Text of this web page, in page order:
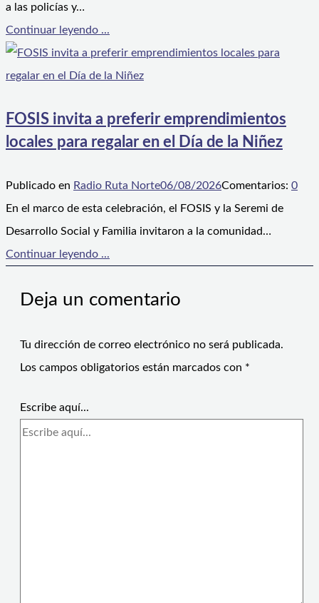
a las policías y…
Continuar leyendo ...
FOSIS invita a preferir emprendimientos
locales para regalar en el Día de la Niñez
Publicado en Radio Ruta Norte06/08/2026Comentarios: 0
En el marco de esta celebración, el FOSIS y la Seremi de
Desarrollo Social y Familia invitaron a la comunidad…
Continuar leyendo ...
Deja un comentario
Tu dirección de correo electrónico no será publicada.
Los campos obligatorios están marcados con *
Escribe aquí...